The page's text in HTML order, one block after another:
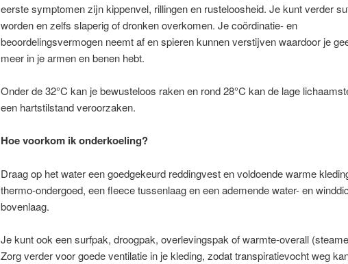
eerste symptomen zijn kippenvel, rillingen en rusteloosheid. Je kunt verder
worden en zelfs slaperig of dronken overkomen. Je coördinatie- en
beoordelingsvermogen neemt af en spieren kunnen verstijven waardoor je
meer in je armen en benen hebt.
Onder de 32°C kan je bewusteloos raken en rond 28°C kan de lage
een hartstilstand veroorzaken.
Hoe voorkom ik onderkoeling?
Draag op het water een goedgekeurd reddingvest en voldoende warme
thermo-ondergoed, een fleece tussenlaag en een ademende water- en
bovenlaag.
Je kunt ook een surfpak, droogpak, overlevingspak of warmte-overall
Zorg verder voor goede ventilatie in je kleding, zodat transpiratievocht weg